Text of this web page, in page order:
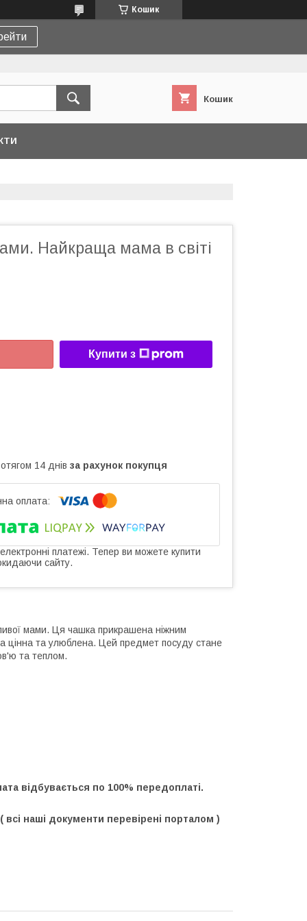
Кошик
Кошик
Найкраща мама в світі
Купити з
14 днів за рахунок покупця
платежі. Тепер ви можете купити
сайту.
​​мами. Ця чашка прикрашена ніжним
цінна та улюблена. Цей предмет посуду стане
та теплом.
відбувається по 100% передоплаті.
наші документи перевірені порталом )